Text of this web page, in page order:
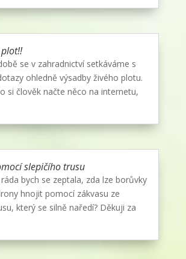
plot!!
se v zahradnictví setkáváme s
ohledně výsadby živého plotu.
si člověk načte něco na internetu,
slepičího trusu
bych se zeptala, zda lze borůvky
hnojit pomocí zákvasu ze
který se silně naředí? Děkuji za